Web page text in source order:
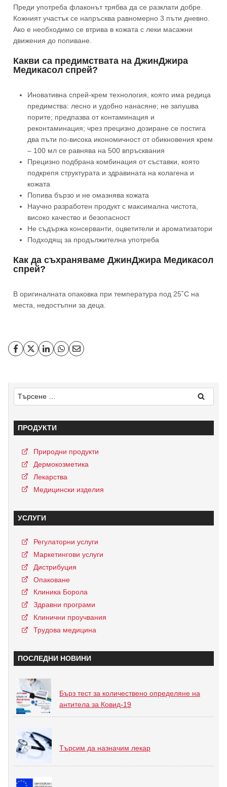
Преди употреба флаконът трябва да се разклати добре.
Кожният участък се напръсква равномерно 3 пъти дневно.
Ако е необходимо се втрива в кожата с леки масажни
движения до попиване.
Какви са предимствата на ДжинДжира
Медикасол спрей?
Иновативна спрей-крем технология, която има редица
предимства: лесно и удобно нанасяне; не запушва
порите; предпазва от контаминация и
реконтаминация; чрез прецизно дозиране се постига
два пъти по-висока икономичност от обикновения крем
– 100 мл се равнява на 500 впръсквания
Прецизно подбрана комбинация от съставки, която
подкрепя структурата и здравината на колагена и
кожата
Попива бързо и не омазнява кожата
Научно разработен продукт с максимална чистота,
високо качество и безопасност
Не съдържа консерванти, оцветители и ароматизатори
Подходящ за продължителна употреба
Как да съхраняваме ДжинДжира Медикасол
спрей?
В оригиналната опаковка при температура под 25˚С на
места, недостъпни за деца.
ПРОДУКТИ
Природни продукти
Дермокозметика
Лекарства
Медицински изделия
УСЛУГИ
Регулаторни услуги
Маркетингови услуги
Дистрибуция
Опаковане
Клиника Борола
Здравни програми
Клинични проучвания
Трудова медицина
ПОСЛЕДНИ НОВИНИ
Бърз тест за количествено определяне на
антитела за Ковид-19
Търсим да назначим лекар